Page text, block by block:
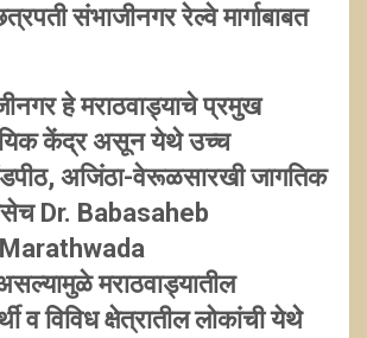
संभाजीनगर रेल्वे मार्गाबाबत
हे मराठवाड्याचे प्रमुख
केंद्र असून येथे उच्च
अजिंठा-वेरूळसारखी जागतिक
Dr. Babasaheb
मराठवाड्यातील
व विविध क्षेत्रातील लोकांची येथे